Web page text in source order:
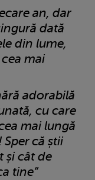
an, dar
dată
din lume,
mai
adorabilă
cu care
mai lungă
că știi
și cât de
tine”